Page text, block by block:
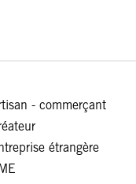
- commerçant
étrangère